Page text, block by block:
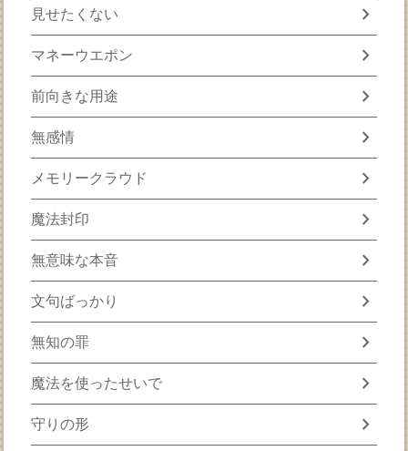
見せたくない chevron_right
マネーウエポン chevron_right
前向きな用途 chevron_right
無感情 chevron_right
メモリークラウド chevron_right
魔法封印 chevron_right
無意味な本音 chevron_right
文句ばっかり chevron_right
無知の罪 chevron_right
魔法を使ったせいで chevron_right
守りの形 chevron_right